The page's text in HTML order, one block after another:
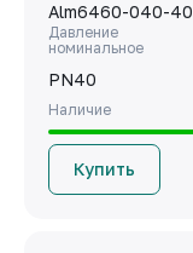
Alm6460-040-40
Давление
номинальное
PN40
Наличие
Купить